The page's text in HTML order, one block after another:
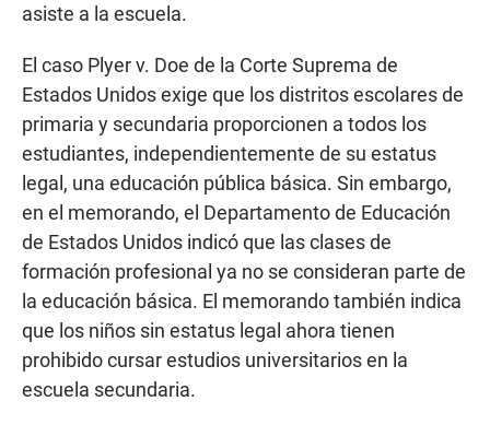
asiste a la escuela.
El caso Plyer v. Doe de la Corte Suprema de
Estados Unidos exige que los distritos escolares de
primaria y secundaria proporcionen a todos los
estudiantes, independientemente de su estatus
legal, una educación pública básica. Sin embargo,
en el memorando, el Departamento de Educación
de Estados Unidos indicó que las clases de
formación profesional ya no se consideran parte de
la educación básica. El memorando también indica
que los niños sin estatus legal ahora tienen
prohibido cursar estudios universitarios en la
escuela secundaria.